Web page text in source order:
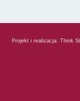
Projekt i realizacja: Think